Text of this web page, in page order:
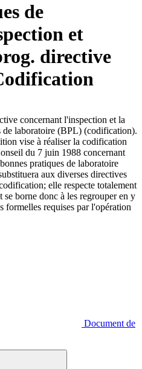
de
et
directive
concernant l'inspection et la
de laboratoire (BPL) (codification).
vise à réaliser la codification
du 7 juin 1988 concernant
pratiques de laboratoire
aux diverses directives
elle respecte totalement
se borne donc à les regrouper en y
formelles requises par l'opération
Document de